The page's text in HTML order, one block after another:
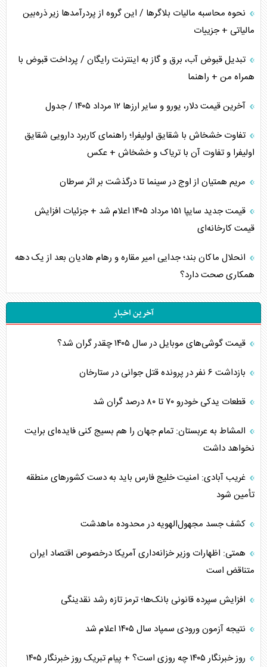
نحوه محاسبه مالیات بلاگر‌ها / این گروه از پردرآمد‌ها زیر ذره‌بین
مالیاتی + جزییات
تبدیل قبوض آب، برق و گاز به اینترنت رایگان / پرداخت قبوض با
همراه من + راهنما
آخرین قیمت دلار، یورو و سایر ارز‌ها ۱۲ مرداد ۱۴۰۵ / جدول
تفاوت خشخاش با شقایق اولیفرا؛ راهنمای کاربرد دارویی شقایق
اولیفرا و تفاوت آن با تریاک و خشخاش + عکس
مریم همتیان از اوج در سینما تا درگذشت بر اثر سرطان
قیمت جدید سایپا ۱۵۱ مرداد ۱۴۰۵ اعلام شد + جزئیات افزایش
قیمت کارخانه‌ای
انحلال ماکان بند؛ جدایی امیر مقاره و رهام هادیان بعد از یک دهه
همکاری صحت دارد؟
آخرین اخبار
قیمت گوشی‌های موبایل در سال ۱۴۰۵ چقدر گران شد؟
بازداشت ۶ نفر در پرونده قتل جوانی در ستارخان
قطعات یدکی خودرو ۷۰ تا ۸۰ درصد گران شد
المشاط به عربستان: تمام جهان را هم بسیج کنی فایده‌ای برایت
نخواهد داشت
غریب آبادی: امنیت خلیج فارس باید به دست کشورهای منطقه
تأمین شود
کشف جسد مجهول‌الهویه در محدوده ماهدشت
همتی: اظهارات وزیر خزانه‌داری آمریکا درخصوص اقتصاد ایران
متناقض است
افزایش سپرده قانونی بانک‌ها؛ ترمز تازه رشد نقدینگی
نتیجه آزمون ورودی سمپاد سال ۱۴۰۵ اعلام شد
روز خبرنگار ۱۴۰۵ چه روزی است؟ + پیام تبریک روز خبرنگار ۱۴۰۵